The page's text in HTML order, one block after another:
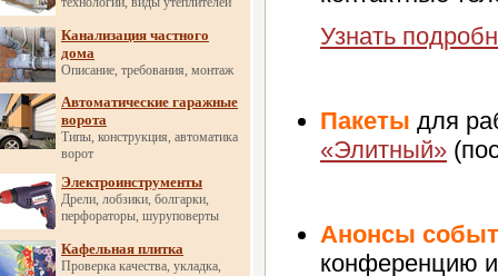
Канализация частного
дома
Описание, требования, монтаж
Автоматические гаражные
ворота
Типы, конструкция, автоматика
ворот
Электроинструменты
Дрели, лобзики, болгарки,
перфораторы, шуруповерты
Кафельная плитка
Проверка качества, укладка,
Узнать
Пакеты для
«Элитный»
Анонсы
конференцию